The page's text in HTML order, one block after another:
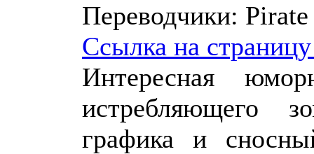
Переводчики: Pirate
Ссылка на
Интересная
истребляющего
графика и